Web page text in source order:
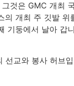
것은 GMC 개최
의 개최 주 깃발 위
기둥에서 날아 갑
선교와 봉사 허브